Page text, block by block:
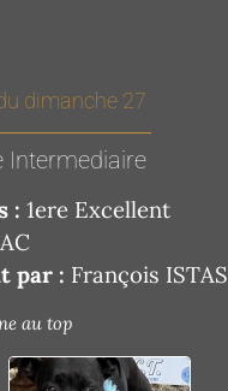
dimanche 27
Intermediaire
: 1ere Excellent
par : François ISTAS
au top